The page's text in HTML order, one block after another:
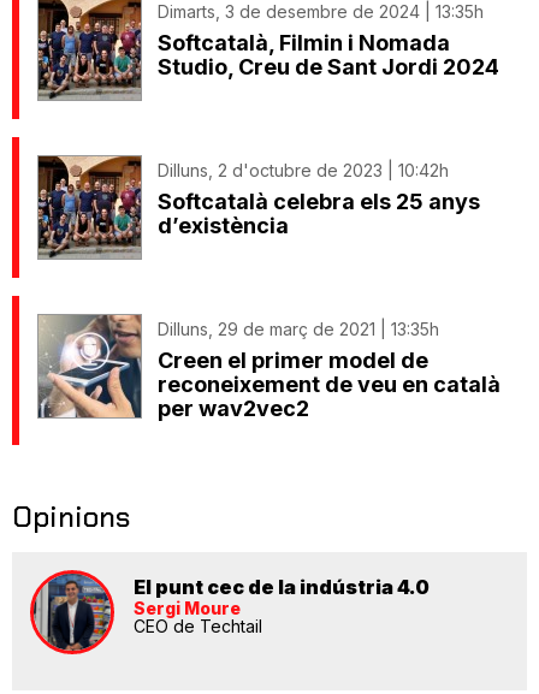
Dimarts, 3 de desembre de 2024 | 13:35h
Softcatalà, Filmin i Nomada
Studio, Creu de Sant Jordi 2024
Dilluns, 2 d'octubre de 2023 | 10:42h
Softcatalà celebra els 25 anys
d’existència
Dilluns, 29 de març de 2021 | 13:35h
Creen el primer model de
reconeixement de veu en català
per wav2vec2
Opinions
El punt cec de la indústria 4.0
Sergi Moure
CEO de Techtail